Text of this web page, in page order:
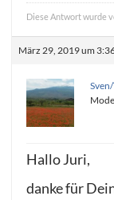
Diese Antwort wurde
März 29, 2019 um
Hallo Juri,
danke für